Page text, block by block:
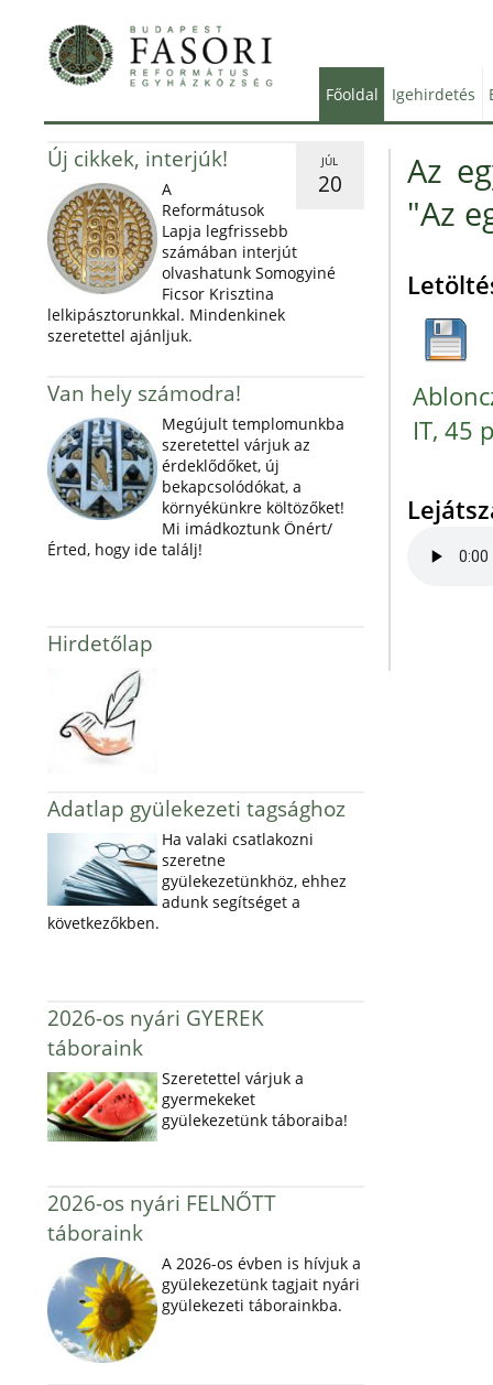
Főoldal Igehirdetés
JÚL
20
Új cikkek, interjúk!
A
Reformátusok
Lapja legfrissebb
számában interjút
olvashatunk Somogyiné
Ficsor Krisztina
lelkipásztorunkkal. Mindenkinek
szeretettel ajánljuk.
Van hely számodra!
Megújult templomunkba
szeretettel várjuk az
érdeklődőket, új
bekapcsolódókat, a
környékünkre költözőket!
Mi imádkoztunk Önért/
Érted, hogy ide találj!
Hirdetőlap
Adatlap gyülekezeti tagsághoz
Ha valaki csatlakozni
szeretne
gyülekezetünkhöz, ehhez
adunk segítséget a
következőkben.
2026-os nyári GYEREK
táboraink
Szeretettel várjuk a
gyermekeket
gyülekezetünk táboraiba!
2026-os nyári FELNŐTT
táboraink
A 2026-os évben is hívjuk a
gyülekezetünk tagjait nyári
gyülekezeti táborainkba.
Az
"Az
IT, 45